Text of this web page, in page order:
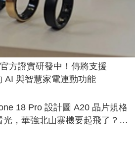
方證實研發中！傳將支援
AI 與智慧家電連動功能
18 Pro 設計圖 A20 晶片規格
光，華強北山寨機要起飛了？專